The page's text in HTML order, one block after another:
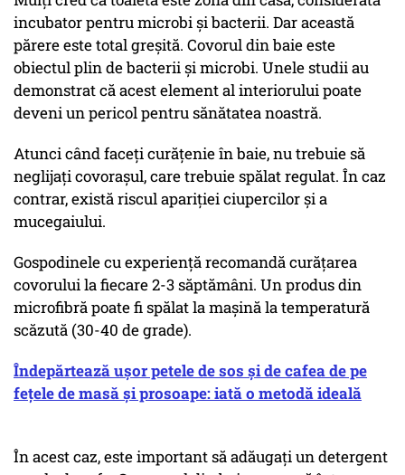
incubator pentru microbi și bacterii. Dar această
părere este total greșită. Covorul din baie este
obiectul plin de bacterii și microbi. Unele studii au
demonstrat că acest element al interiorului poate
deveni un pericol pentru sănătatea noastră.
Atunci când faceți curățenie în baie, nu trebuie să
neglijați covorașul, care trebuie spălat regulat. În caz
contrar, există riscul apariției ciupercilor și a
mucegaiului.
Gospodinele cu experiență recomandă curățarea
covorului la fiecare 2-3 săptămâni. Un produs din
microfibră poate fi spălat la mașină la temperatură
scăzută (30-40 de grade).
Îndepărtează ușor petele de sos și de cafea de pe
fețele de masă și prosoape: iată o metodă ideală
În acest caz, este important să adăugați un detergent